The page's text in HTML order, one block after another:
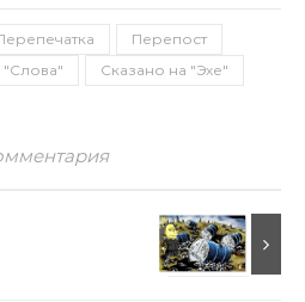
Перепост
"Слова"
Сказано на "Эхе"